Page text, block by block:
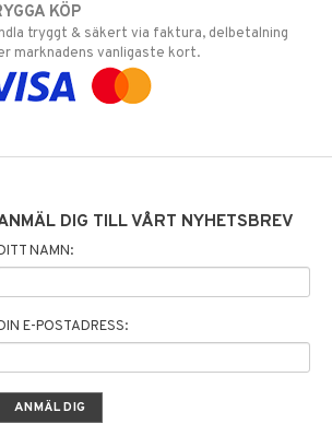
KÖP
tryggt & säkert via faktura, delbetalning
marknadens vanligaste kort.
DIG TILL VÅRT NYHETSBREV
NAMN:
E-POSTADRESS: